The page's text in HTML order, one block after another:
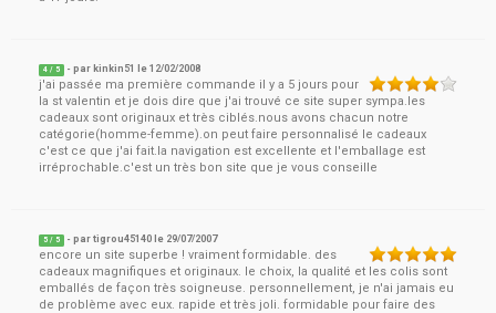
4 / 5 - par kinkin51 le12/02/2008
j'ai passée ma première commande il y a 5 jours pour
la st valentin et je dois dire que j'ai trouvé ce site super sympa.les
cadeaux sont originaux et très ciblés.nous avons chacun notre
catégorie(homme-femme).on peut faire personnalisé le cadeaux
c'est ce que j'ai fait.la navigation est excellente et l'emballage est
irréprochable.c'est un très bon site que je vous conseille
5 / 5 - partigrou45140 le 29/07/2007
encore un site superbe ! vraiment formidable. des
cadeaux magnifiques et originaux. le choix, la qualité et les colis sont
emballés de façon très soigneuse. personnellement, je n'ai jamais eu
de problème avec eux. rapide et très joli. formidable pour faire des